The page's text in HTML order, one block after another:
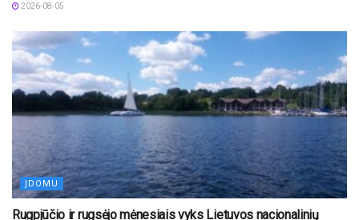
2026-08-05
ĮDOMU
Rugpjūčio ir rugsėjo mėnesiais vyks Lietuvos nacionalinių